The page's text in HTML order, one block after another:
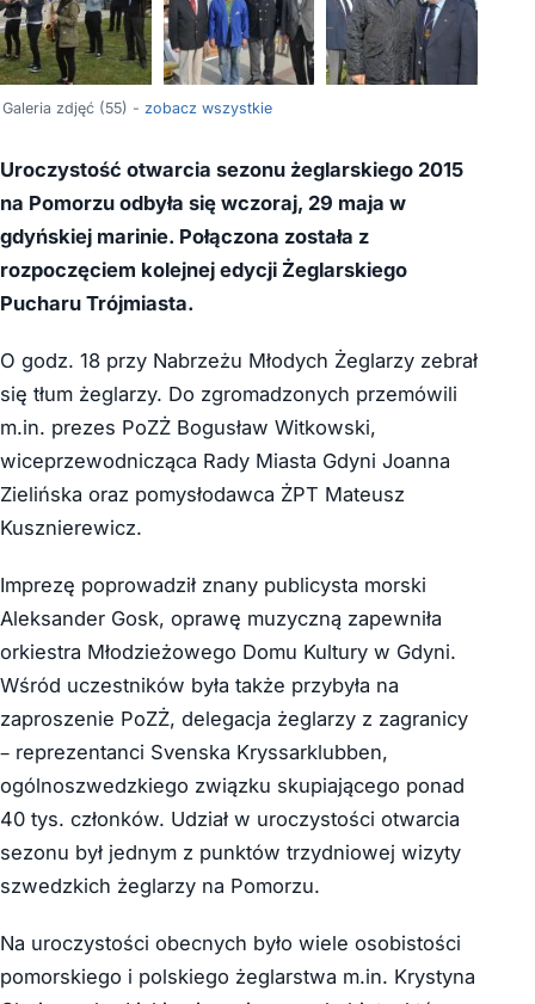
Galeria zdjęć (55) - zobacz wszystkie
Uroczystość otwarcia sezonu żeglarskiego 2015
na Pomorzu odbyła się wczoraj, 29 maja w
gdyńskiej marinie. Połączona została z
rozpoczęciem kolejnej edycji Żeglarskiego
Pucharu Trójmiasta.
O godz. 18 przy Nabrzeżu Młodych Żeglarzy zebrał
się tłum żeglarzy. Do zgromadzonych przemówili
m.in. prezes PoZŻ Bogusław Witkowski,
wiceprzewodnicząca Rady Miasta Gdyni Joanna
Zielińska oraz pomysłodawca ŻPT Mateusz
Kusznierewicz.
Imprezę poprowadził znany publicysta morski
Aleksander Gosk, oprawę muzyczną zapewniła
orkiestra Młodzieżowego Domu Kultury w Gdyni.
Wśród uczestników była także przybyła na
zaproszenie PoZŻ, delegacja żeglarzy z zagranicy
– reprezentanci Svenska Kryssarklubben,
ogólnoszwedzkiego związku skupiającego ponad
40 tys. członków. Udział w uroczystości otwarcia
sezonu był jednym z punktów trzydniowej wizyty
szwedzkich żeglarzy na Pomorzu.
Na uroczystości obecnych było wiele osobistości
pomorskiego i polskiego żeglarstwa m.in. Krystyna